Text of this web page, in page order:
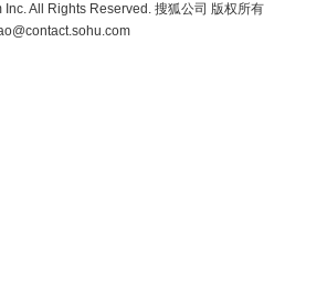
All Rights Reserved. 搜狐公司 版权所有